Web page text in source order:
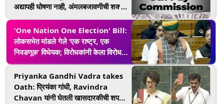
अद्यापही घोषणा नाही, अंमलबजावणीची शक्यता
धुसर
'One Nation One Election' Bill:
लोकसभेत मांडले गेले ‘एक राष्ट्र, एक
निवडणूक’ विधेयक; विरोधकांनी केला विरोध
(Watch)
Priyanka Gandhi Vadra takes
Oath: प्रियंका गांधी, Ravindra
Chavan यांनी घेतली खासदारकीची शपथ;